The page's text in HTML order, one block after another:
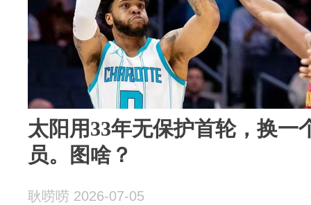
太阳用33年无保护首轮，换一
员。图啥？
耿唠唠 2026-07-05